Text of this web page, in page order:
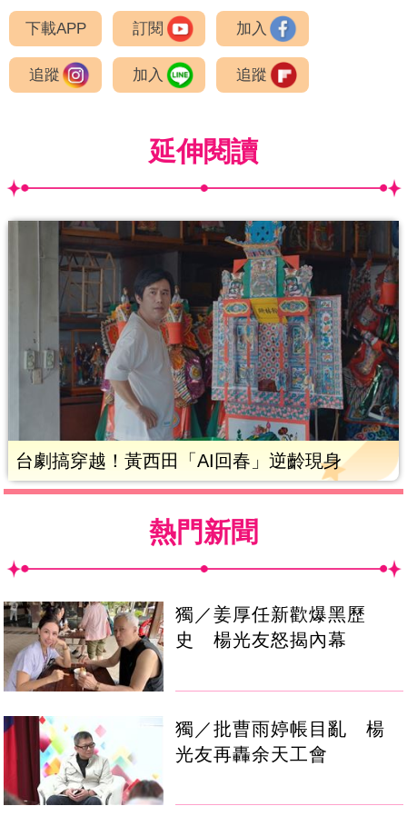
下載APP 訂閱 加入
追蹤 加入 追蹤
延伸閱讀
台劇搞穿越！黃西田「AI回春」逆齡現身
熱門新聞
獨／姜厚任新歡爆黑歷
史 楊光友怒揭內幕
獨／批曹雨婷帳目亂 楊
光友再轟余天工會